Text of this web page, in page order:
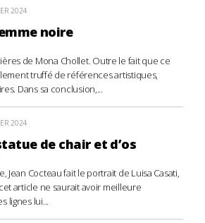
2024
noire
de Mona Chollet. Outre le fait que ce
truffé de références artistiques,
Dans sa conclusion,...
2024
de chair et d’os
Jean Cocteau fait le portrait de Luisa Casati,
article ne saurait avoir meilleure
lignes lui...